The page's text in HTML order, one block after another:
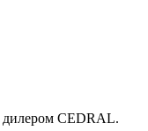
CEDRAL.